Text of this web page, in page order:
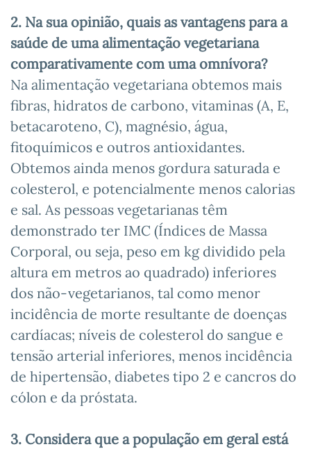
2. Na sua opinião, quais as vantagens para a
saúde de uma alimentação vegetariana
comparativamente com uma omnívora?
Na alimentação vegetariana obtemos mais
fibras, hidratos de carbono, vitaminas (A, E,
betacaroteno, C), magnésio, água,
fitoquímicos e outros antioxidantes.
Obtemos ainda menos gordura saturada e
colesterol, e potencialmente menos calorias
e sal. As pessoas vegetarianas têm
demonstrado ter IMC (Índices de Massa
Corporal, ou seja, peso em kg dividido pela
altura em metros ao quadrado) inferiores
dos não-vegetarianos, tal como menor
incidência de morte resultante de doenças
cardíacas; níveis de colesterol do sangue e
tensão arterial inferiores, menos incidência
de hipertensão, diabetes tipo 2 e cancros do
cólon e da próstata.
3. Considera que a população em geral está